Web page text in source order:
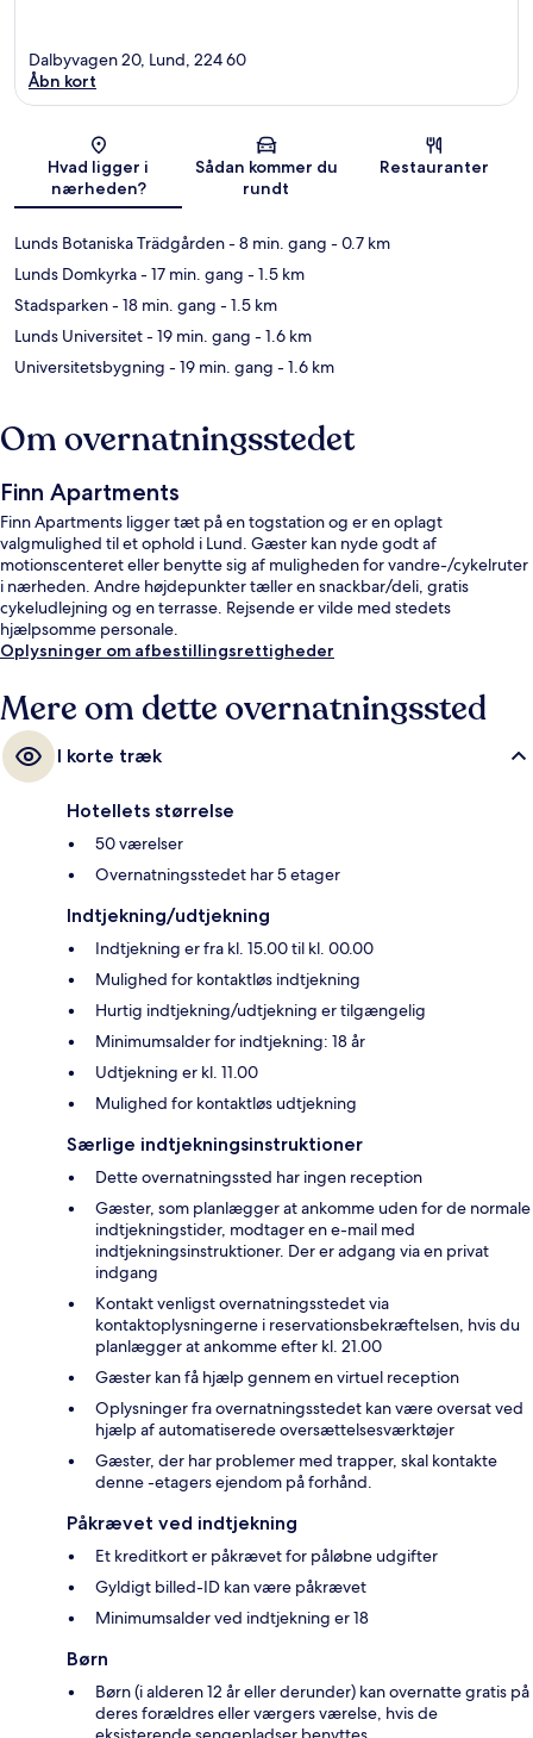
Kort
Dalbyvagen 20, Lund, 224 60
Åbn kort
Hvad ligger i
nærheden?
Sådan kommer du
rundt
Restauranter
Lunds Botaniska Trädgården- 8 min. gang - 0.7 km
Lunds Domkyrka- 17 min. gang - 1.5 km
Stadsparken- 18 min. gang - 1.5 km
Lunds Universitet- 19 min. gang - 1.6 km
Universitetsbygning - 19 min. gang - 1.6 km
Om overnatningsstedet
Finn Apartments
Finn Apartments ligger tæt på en togstation og er en oplagt
valgmulighed til et ophold i Lund. Gæster kan nyde godt af
motionscenteret eller benytte sig af muligheden for vandre-/cykelruter
i nærheden. Andre højdepunkter tæller en snackbar/deli, gratis
cykeludlejning og en terrasse. Rejsende er vilde med stedets
hjælpsomme personale.
Oplysninger om afbestillingsrettigheder
Mere om dette overnatningssted
I korte træk
Hotellets størrelse
50 værelser
Overnatningsstedet har 5 etager
Indtjekning/udtjekning
Indtjekning er fra kl. 15.00 til kl. 00.00
Mulighed for kontaktløs indtjekning
Hurtig indtjekning/udtjekning er tilgængelig
Minimumsalder for indtjekning: 18 år
Udtjekning er kl. 11.00
Mulighed for kontaktløs udtjekning
Særlige indtjekningsinstruktioner
Dette overnatningssted har ingen reception
Gæster, som planlægger at ankomme uden for de normale
indtjekningstider, modtager en e-mail med
indtjekningsinstruktioner. Der er adgang via en privat
indgang
Kontakt venligst overnatningsstedet via
kontaktoplysningerne i reservationsbekræftelsen, hvis du
planlægger at ankomme efter kl. 21.00
Gæster kan få hjælp gennem en virtuel reception
Oplysninger fra overnatningsstedet kan være oversat ved
hjælp af automatiserede oversættelsesværktøjer
Gæster, der har problemer med trapper, skal kontakte
denne -etagers ejendom på forhånd.
Påkrævet ved indtjekning
Et kreditkort er påkrævet for påløbne udgifter
Gyldigt billed-ID kan være påkrævet
Minimumsalder ved indtjekning er 18
Børn
Børn (i alderen 12 år eller derunder) kan overnatte gratis på
deres forældres eller værgers værelse, hvis de